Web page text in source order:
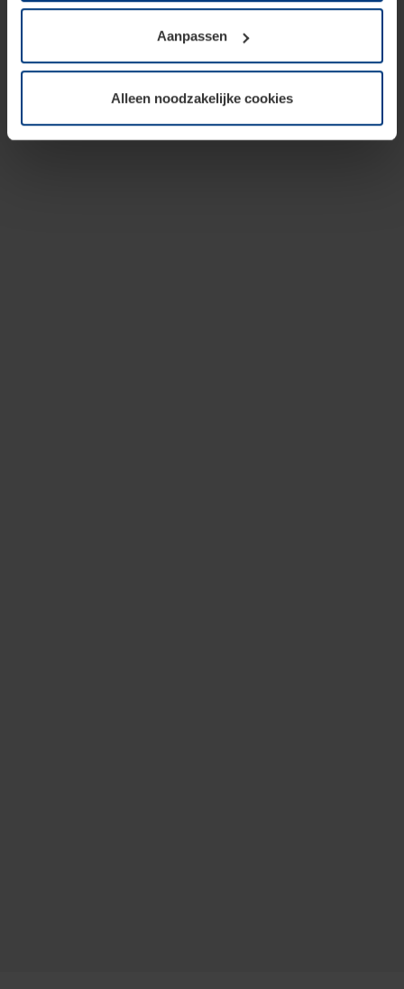
van deze pagina's absoluut vereist is. Voor alle andere
soorten cookies is uw toestemming benodigd. Uw
toestemming kunt u op elk moment bij de uitleg van de
wijzigen of herroepen.
Aanpassen
Alleen noodzakelijke cookies